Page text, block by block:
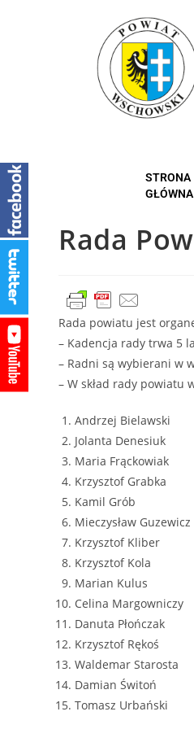
STRONA
GŁÓWNA
Rada
Rada powiatu jest
– Kadencja rady trwa 5
– Radni są wybierani w
– W skład rady powiatu
Andrzej Bielawski
Jolanta Denesiuk
Maria Frąckowiak
Krzysztof Grabka
Kamil Grób
Mieczysław Guzewicz
Krzysztof Kliber
Krzysztof Kola
Marian Kulus
Celina Margowniczy
Danuta Płończak
Krzysztof Rękoś
Waldemar Starosta
Damian Świtoń
Tomasz Urbański